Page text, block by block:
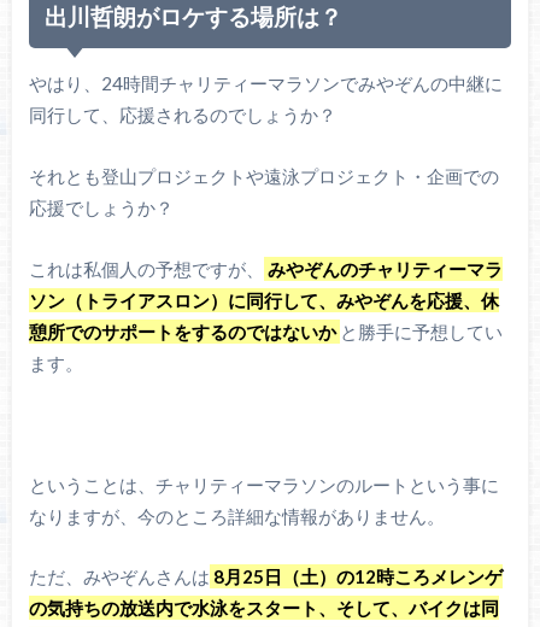
出川哲朗がロケする場所は？
やはり、24時間チャリティーマラソンでみやぞんの中継に
同行して、応援されるのでしょうか？
それとも登山プロジェクトや遠泳プロジェクト・企画での
応援でしょうか？
これは私個人の予想ですが、
みやぞんのチャリティーマラ
ソン（トライアスロン）に同行して、みやぞんを応援、休
憩所でのサポートをするのではないか と勝手に予想してい
ます。
ということは、チャリティーマラソンのルートという事に
なりますが、今のところ詳細な情報がありません。
ただ、みやぞんさんは 8月25日（土）の12時ころメレンゲ
の気持ちの放送内で水泳をスタート、そして、バイクは同